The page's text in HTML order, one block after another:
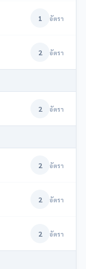
1 อัตรา
2 อัตรา
2 อัตรา
2 อัตรา
2 อัตรา
2 อัตรา